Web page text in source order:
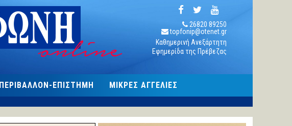
26820 89250
topfonip@otenet.gr
Καθημερινή Ανεξάρτητη
Εφημερίδα της Πρέβεζας
ΠΕΡΙΒΑΛΛΟΝ-ΕΠΙΣΤΗΜΗ
ΜΙΚΡΕΣ ΑΓΓΕΛΙΕΣ